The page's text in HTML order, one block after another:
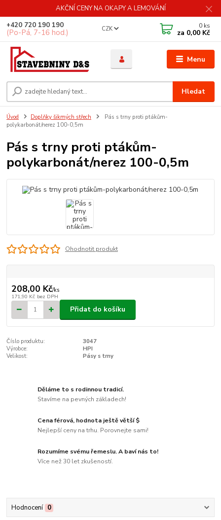
AKČNÍ CENY NA OKAPY A LEMOVÁNÍ
Menu
CZK
Hledat
+420 720 190 190
(Po-Pá, 7-16 hod.)
0 ks
za 0,00 Kč
Úvod Doplňky šikmých střech
Pás s trny proti ptákům-
polykarbonát/nerez 100-0,5m
Pás s trny proti ptákům-
polykarbonát/nerez 100-0,5m
Ohodnotit produkt
208,00 Kč/ks
171,90 Kč bez DPH
Přidat do košíku
Číslo produktu:
3047
Výrobce:
HPI
Velikost:
Pásy s trny
Děláme to s rodinnou tradicí.
Stavíme na pevných základech!
Cena férová, hodnota ještě větší $
Nejlepší ceny na trhu. Porovnejte sami!
Rozumíme svému řemeslu. A baví nás to!
Více než 30 let zkušeností.
Hodnocení 0